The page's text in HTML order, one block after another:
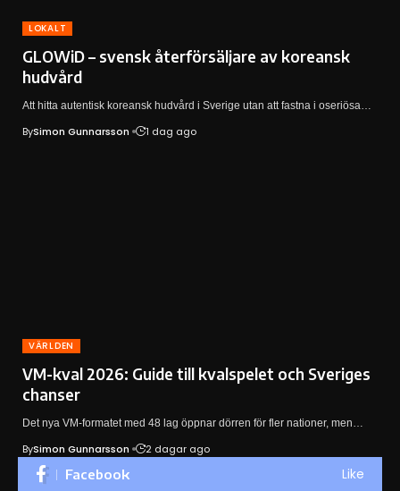
LOKALT
GLOWiD – svensk återförsäljare av koreansk
hudvård
Att hitta autentisk koreansk hudvård i Sverige utan att fastna i oseriösa…
BySimon Gunnarsson 1 dag ago
VÄRLDEN
VM-kval 2026: Guide till kvalspelet och Sveriges
chanser
Det nya VM-formatet med 48 lag öppnar dörren för fler nationer, men…
BySimon Gunnarsson 2 dagar ago
Facebook Like